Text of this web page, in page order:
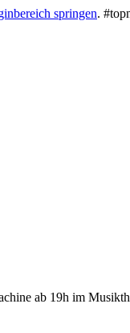
springen.
ab 19h im